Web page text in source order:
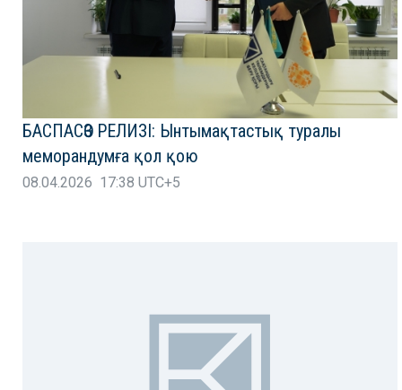
БАСПАСӨЗ РЕЛИЗІ: Ынтымақтастық туралы
меморандумға қол қою
08.04.2026 17:38 UTC+5